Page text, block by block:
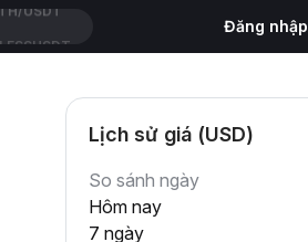
Đăng nhập
Lịch sử giá (USD)
So sánh ngày
Hôm nay
7 ngày